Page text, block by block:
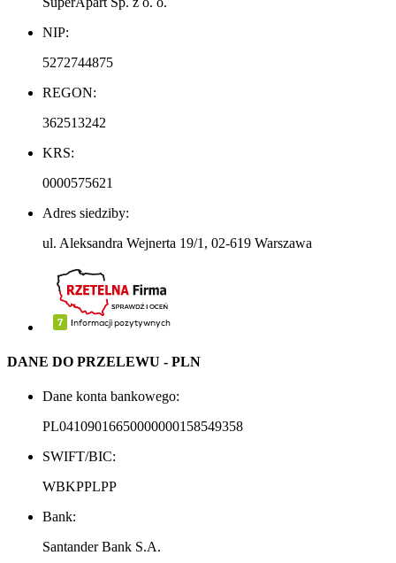
NIP:
5272744875
REGON:
362513242
KRS:
0000575621
Adres siedziby:
ul. Aleksandra Wejnerta 19/1, 02-619 Warszawa
DANE DO PRZELEWU - PLN
Dane konta bankowego:
PL04109016650000000158549358
SWIFT/BIC:
WBKPPLPP
Bank:
Santander Bank S.A.